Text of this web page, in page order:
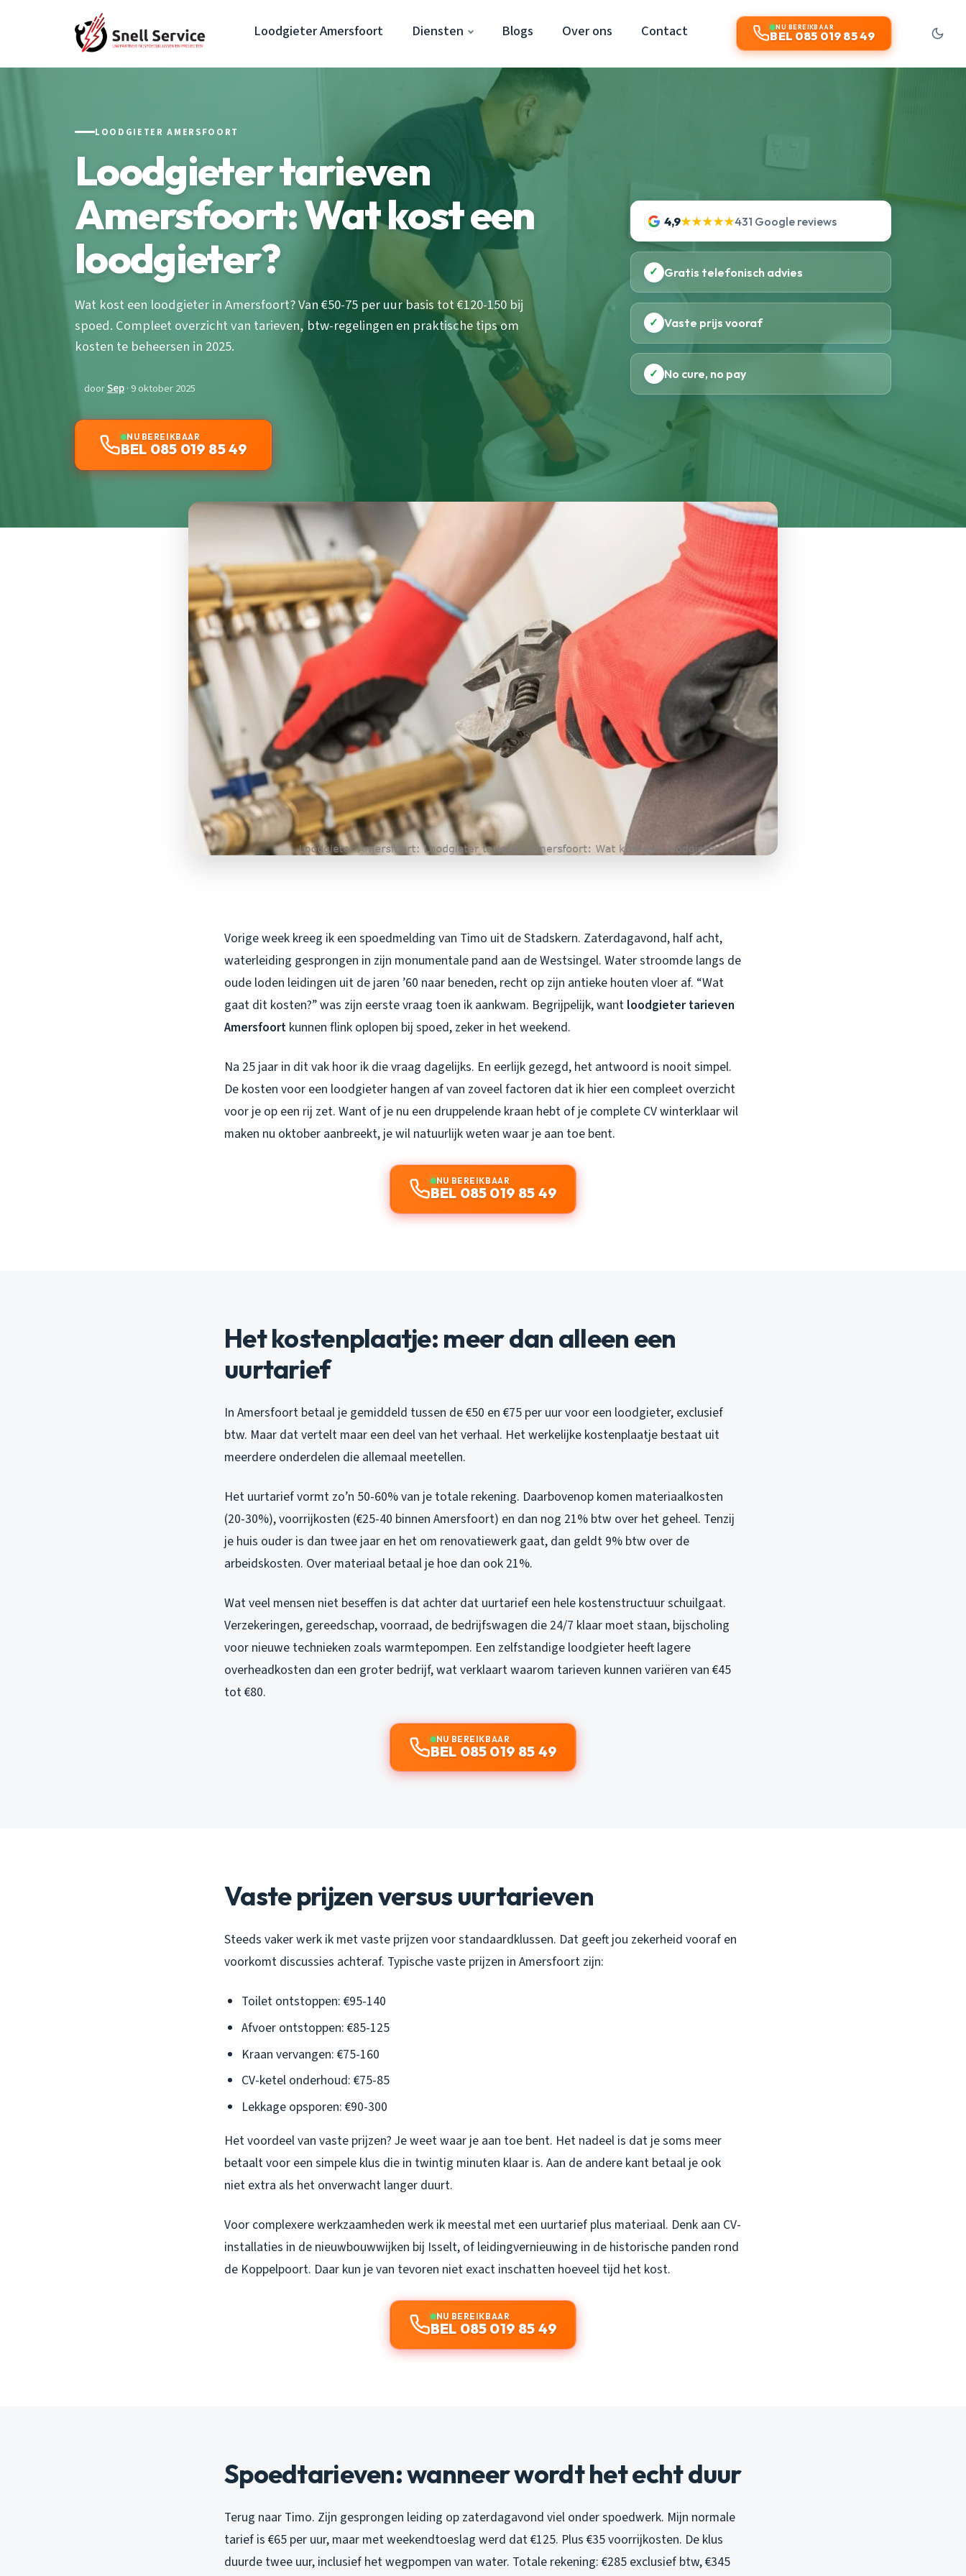
Loodgieter Amersfoort Diensten Blogs Over ons Contact NU BEREIKBAAR
BEL 085 019 85 49
LOODGIETER AMERSFOORT
Loodgieter tarieven
Amersfoort: Wat kost een
loodgieter?
Wat kost een loodgieter in Amersfoort? Van €50-75 per uur basis tot €120-150 bij
spoed. Compleet overzicht van tarieven, btw-regelingen en praktische tips om
kosten te beheersen in 2025.
doorSep· 9 oktober 2025
NU BEREIKBAAR
BEL 085 019 85 49
4,9★★★★★431 Google reviews
✓ Gratis telefonisch advies
✓ Vaste prijs vooraf
✓ No cure, no pay
Vorige week kreeg ik een spoedmelding van Timo uit de Stadskern. Zaterdagavond, half acht,
waterleiding gesprongen in zijn monumentale pand aan de Westsingel. Water stroomde langs de
oude loden leidingen uit de jaren ’60 naar beneden, recht op zijn antieke houten vloer af. “Wat
gaat dit kosten?” was zijn eerste vraag toen ik aankwam. Begrijpelijk, want loodgieter tarieven
Amersfoort kunnen flink oplopen bij spoed, zeker in het weekend.
Na 25 jaar in dit vak hoor ik die vraag dagelijks. En eerlijk gezegd, het antwoord is nooit simpel.
De kosten voor een loodgieter hangen af van zoveel factoren dat ik hier een compleet overzicht
voor je op een rij zet. Want of je nu een druppelende kraan hebt of je complete CV winterklaar wil
maken nu oktober aanbreekt, je wil natuurlijk weten waar je aan toe bent.
NU BEREIKBAAR
BEL 085 019 85 49
Het kostenplaatje: meer dan alleen een
uurtarief
In Amersfoort betaal je gemiddeld tussen de €50 en €75 per uur voor een loodgieter, exclusief
btw. Maar dat vertelt maar een deel van het verhaal. Het werkelijke kostenplaatje bestaat uit
meerdere onderdelen die allemaal meetellen.
Het uurtarief vormt zo’n 50-60% van je totale rekening. Daarbovenop komen materiaalkosten
(20-30%), voorrijkosten (€25-40 binnen Amersfoort) en dan nog 21% btw over het geheel. Tenzij
je huis ouder is dan twee jaar en het om renovatiewerk gaat, dan geldt 9% btw over de
arbeidskosten. Over materiaal betaal je hoe dan ook 21%.
Wat veel mensen niet beseffen is dat achter dat uurtarief een hele kostenstructuur schuilgaat.
Verzekeringen, gereedschap, voorraad, de bedrijfswagen die 24/7 klaar moet staan, bijscholing
voor nieuwe technieken zoals warmtepompen. Een zelfstandige loodgieter heeft lagere
overheadkosten dan een groter bedrijf, wat verklaart waarom tarieven kunnen variëren van €45
tot €80.
NU BEREIKBAAR
BEL 085 019 85 49
Vaste prijzen versus uurtarieven
Steeds vaker werk ik met vaste prijzen voor standaardklussen. Dat geeft jou zekerheid vooraf en
voorkomt discussies achteraf. Typische vaste prijzen in Amersfoort zijn:
Toilet ontstoppen: €95-140
Afvoer ontstoppen: €85-125
Kraan vervangen: €75-160
CV-ketel onderhoud: €75-85
Lekkage opsporen: €90-300
Het voordeel van vaste prijzen? Je weet waar je aan toe bent. Het nadeel is dat je soms meer
betaalt voor een simpele klus die in twintig minuten klaar is. Aan de andere kant betaal je ook
niet extra als het onverwacht langer duurt.
Voor complexere werkzaamheden werk ik meestal met een uurtarief plus materiaal. Denk aan CV-
installaties in de nieuwbouwwijken bij Isselt, of leidingvernieuwing in de historische panden rond
de Koppelpoort. Daar kun je van tevoren niet exact inschatten hoeveel tijd het kost.
NU BEREIKBAAR
BEL 085 019 85 49
Spoedtarieven: wanneer wordt het echt duur
Terug naar Timo. Zijn gesprongen leiding op zaterdagavond viel onder spoedwerk. Mijn normale
tarief is €65 per uur, maar met weekendtoeslag werd dat €125. Plus €35 voorrijkosten. De klus
duurde twee uur, inclusief het wegpompen van water. Totale rekening: €285 exclusief btw, €345